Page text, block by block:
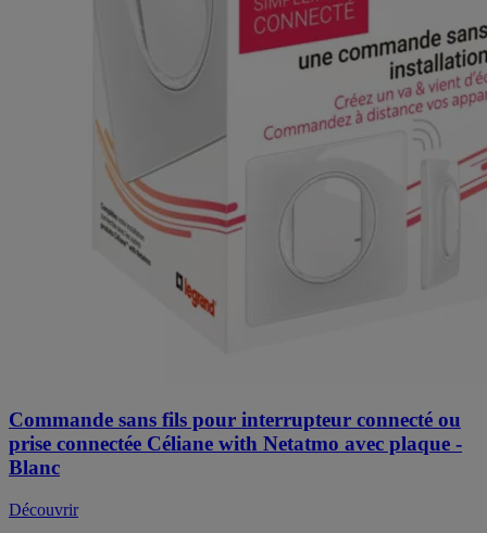
Commande sans fils pour interrupteur connecté ou
prise connectée Céliane with Netatmo avec plaque -
Blanc
Découvrir